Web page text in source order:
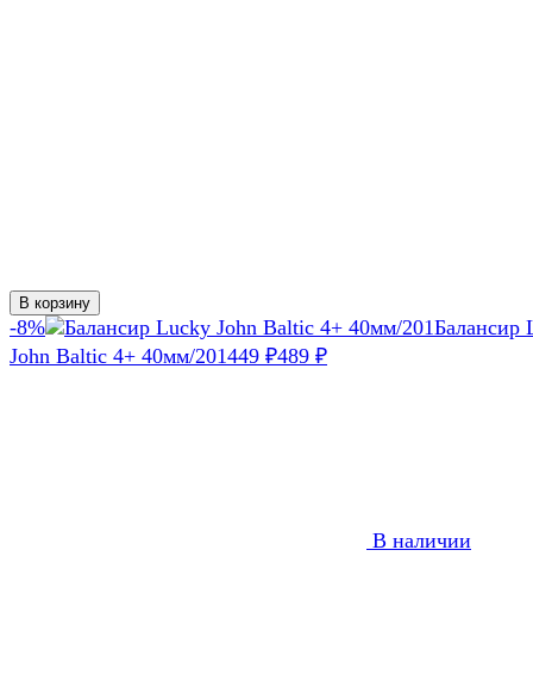
В корзину
-8%
Балансир
John Baltic 4+ 40мм/201449 ₽489 ₽
В наличии